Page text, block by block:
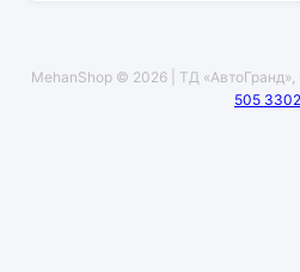
MehanShop © 2026 | ТД «АвтоГранд»,
505 3302